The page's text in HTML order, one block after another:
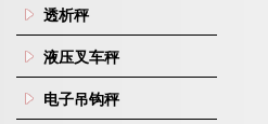
透析秤
液压叉车秤
电子吊钩秤